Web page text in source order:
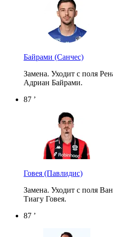
Байрами (Санчес)
Замена. Уходит с поля
Адриан Байрами.
87 ’
Говея (Павлидис)
Замена. Уходит с поля
Тиагу Говея.
87 ’